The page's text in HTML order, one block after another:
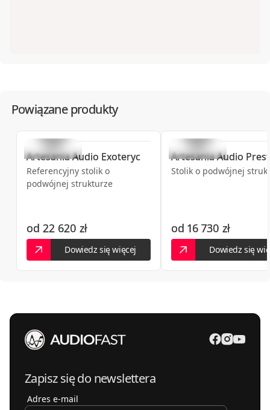
Powiązane produkty
Artesania Audio Exoteryc
Referencyjny stolik o
podwójnej strukturze
od 22 620 zł
Dowiedz się więcej
Artesania Audio
Stolik o podwójnej
od 16 730 zł
Dowiedz się
Zapisz się do newslettera
Adres e-mail